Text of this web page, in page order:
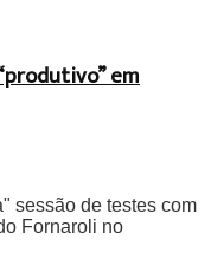
em
sessão de testes com
Fornaroli no